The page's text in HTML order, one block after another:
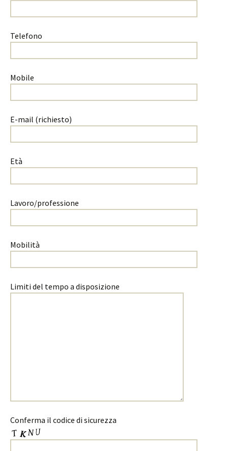
Telefono
Mobile
E-mail (richiesto)
Età
Lavoro/professione
Mobilità
Limiti del tempo a disposizione
Conferma il codice di sicurezza